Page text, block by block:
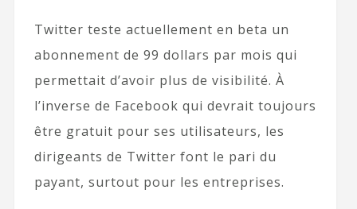
Twitter teste actuellement en beta un
abonnement de 99 dollars par mois qui
permettait d’avoir plus de visibilité. À
l’inverse de Facebook qui devrait toujours
être gratuit pour ses utilisateurs, les
dirigeants de Twitter font le pari du
payant, surtout pour les entreprises.